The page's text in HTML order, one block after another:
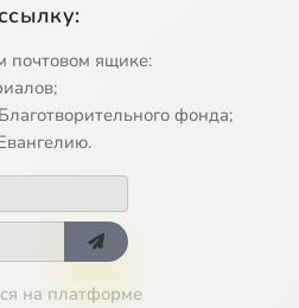
ящике:
фонда;
на платформе